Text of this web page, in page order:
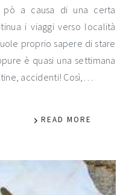
pò a causa di una certa
i viaggi verso località
proprio sapere di stare
è quasi una settimana
accidenti! Così,…
READ MORE